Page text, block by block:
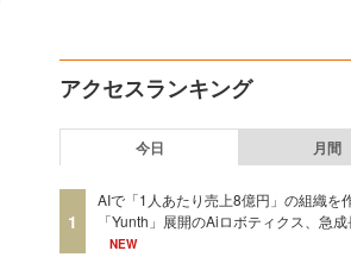
アクセスランキング
今日 月間
1
AIで「1人あたり売上8億円」の組織を
「Yunth」展開のAiロボティクス、急
NEW